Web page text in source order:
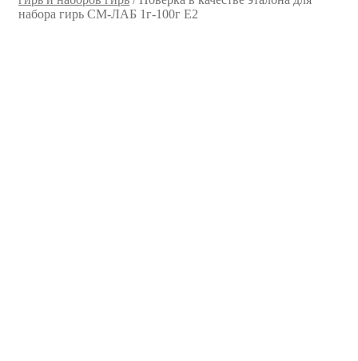
набора гирь СМ-ЛАБ 1г-100г E2